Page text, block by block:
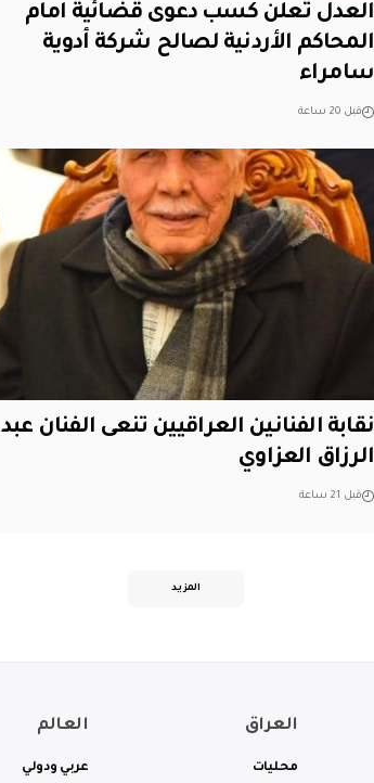
العدل تعلن كسب دعوى قضائية امام
المحاكم الأردنية لصالح شركة أدوية
سامراء
قبل 20 ساعة
نقابة الفنانين العراقيين تنعى الفنان عبد
الرزاق العزاوي
قبل 21 ساعة
المزيد
العراق
محليات
العالم
عربي ودولي